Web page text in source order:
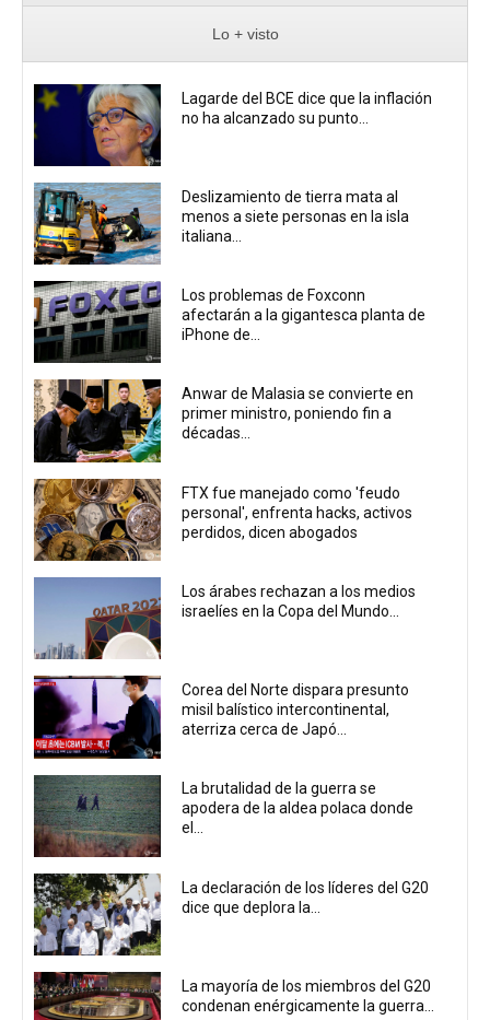
Lo + visto
Lagarde del BCE dice que la inflación
no ha alcanzado su punto...
Deslizamiento de tierra mata al
menos a siete personas en la isla
italiana...
Los problemas de Foxconn
afectarán a la gigantesca planta de
iPhone de...
Anwar de Malasia se convierte en
primer ministro, poniendo fin a
décadas...
FTX fue manejado como 'feudo
personal', enfrenta hacks, activos
perdidos, dicen abogados
Los árabes rechazan a los medios
israelíes en la Copa del Mundo...
Corea del Norte dispara presunto
misil balístico intercontinental,
aterriza cerca de Japó...
La brutalidad de la guerra se
apodera de la aldea polaca donde
el...
La declaración de los líderes del G20
dice que deplora la...
La mayoría de los miembros del G20
condenan enérgicamente la guerra...